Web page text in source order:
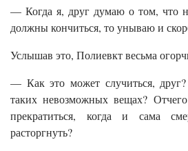
— Когда я, друг думаю о том, что
должны кончиться, то унываю и
Услышав это, Полиевкт весьма
— Как это может случиться,
таких невозможных вещах?
прекратиться, когда и сама
расторгнуть?